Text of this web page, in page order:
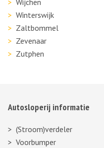
Wijchen
Winterswijk
Zaltbommel
Zevenaar
Zutphen
Autosloperij informatie
(Stroom)verdeler
Voorbumper